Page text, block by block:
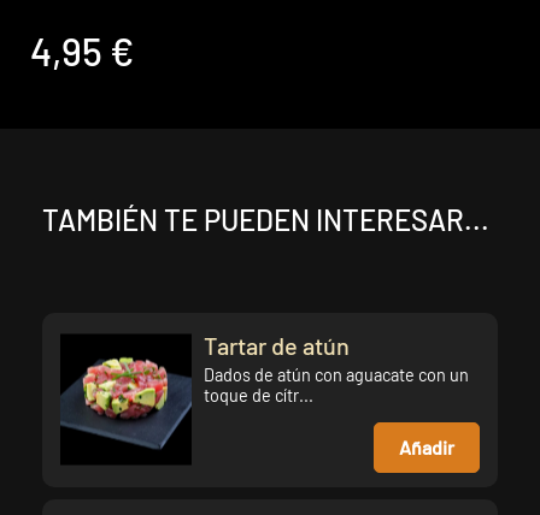
4,95 €
TAMBIÉN TE PUEDEN INTERESAR...
Tartar de atún
Dados de atún con aguacate con un
toque de cítr...
Añadir